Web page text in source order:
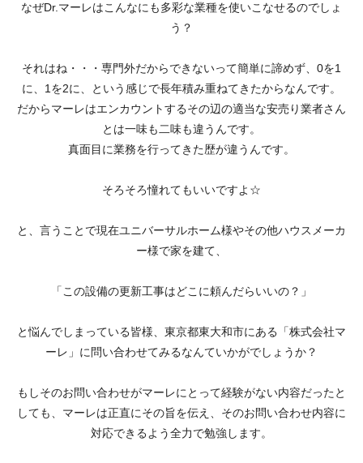
なぜDr.マーレはこんなにも多彩な業種を使いこなせるのでしょ
う？
それはね・・・専門外だからできないって簡単に諦めず、0を1
に、1を2に、という感じで長年積み重ねてきたからなんです。
だからマーレはエンカウントするその辺の適当な安売り業者さん
とは一味も二味も違うんです。
真面目に業務を行ってきた歴が違うんです。
そろそろ憧れてもいいですよ☆
と、言うことで現在ユニバーサルホーム様やその他ハウスメーカ
ー様で家を建て、
「この設備の更新工事はどこに頼んだらいいの？」
と悩んでしまっている皆様、東京都東大和市にある「株式会社マ
ーレ」に問い合わせてみるなんていかがでしょうか？
もしそのお問い合わせがマーレにとって経験がない内容だったと
しても、マーレは正直にその旨を伝え、そのお問い合わせ内容に
対応できるよう全力で勉強します。